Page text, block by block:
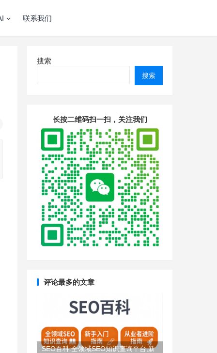
联系我们
搜索
搜索
长按二维码扫一扫，关注我们
评论最多的文章
SEO百科:全领域SEO知识查询平台,新